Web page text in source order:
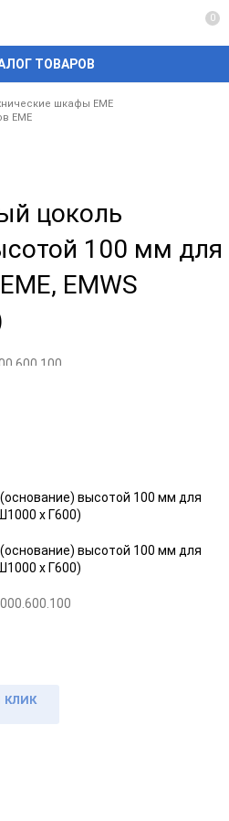
ТОВАРОВ
0
шкафы EME
EME
цоколь
100 мм для
EMWS
КЛИК